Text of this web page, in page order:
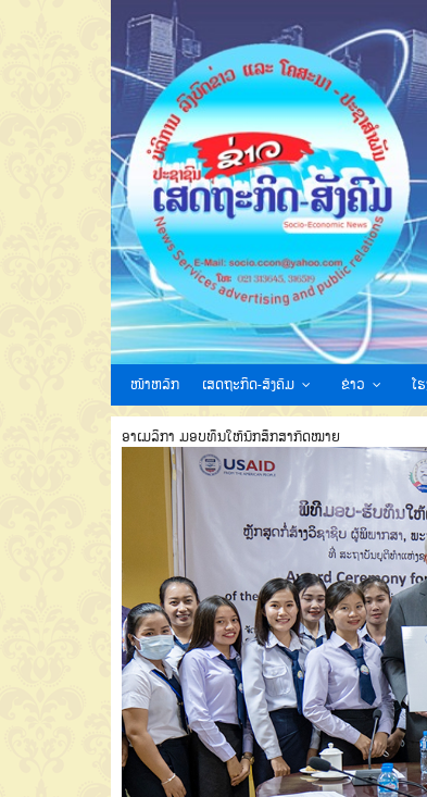
ໜ້າຫລັກ ເສດຖະກິດ-ສັງຄົມ ຂ່າວ ໂ
ອາເມລິກາ ມອບທຶນໃຫ້ນັກສຶກສາກົດໝາຍ